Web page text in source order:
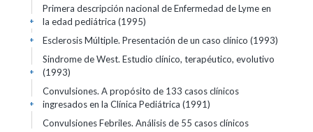
Primera descripción nacional de Enfermedad de Lyme en
la edad pediátrica (1995)
+
Esclerosis Múltiple. Presentación de un caso clínico (1993)
+
Sindrome de West. Estudio clínico, terapéutico, evolutivo
(1993)
+
Convulsiones. A propósito de 133 casos clínicos
ingresados en la Clínica Pediátrica (1991)
+
Convulsiones Febriles. Análisis de 55 casos clínicos